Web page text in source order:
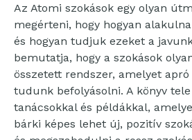
Az Atomi szokások egy olyan
megérteni, hogy hogyan
és hogyan tudjuk ezeket a
bemutatja, hogy a szokások
összetett rendszer, amelyet
tudunk befolyásolni. A könyv
tanácsokkal és példákkal,
bárki képes lehet új, pozitív